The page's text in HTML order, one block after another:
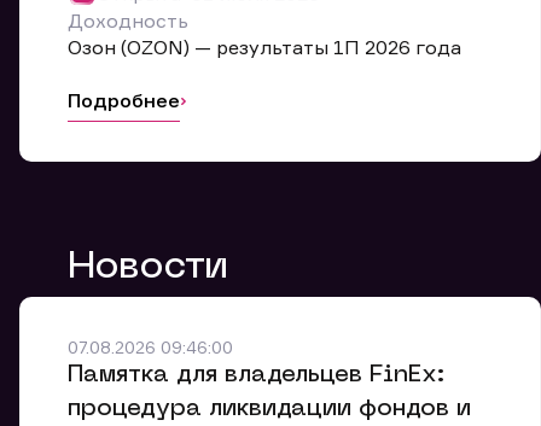
Доходность
Озон (OZON) — результаты 1П 2026 года
Подробнее
Новости
07.08.2026 09:46:00
Памятка для владельцев FinEx:
процедура ликвидации фондов и
Ваше